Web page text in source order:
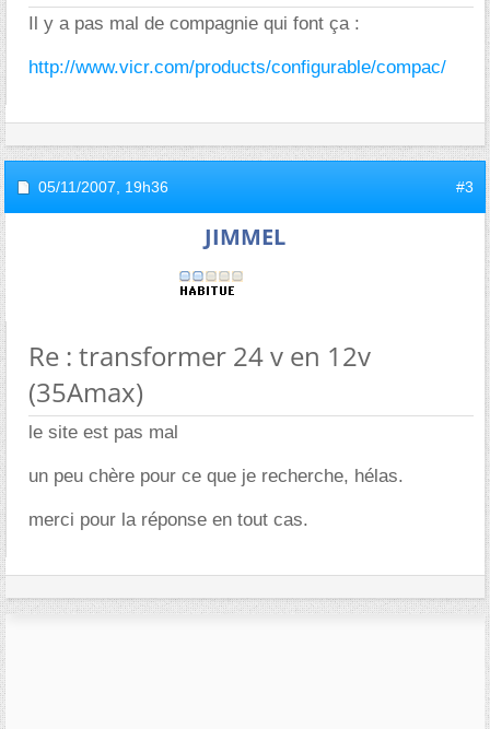
Il y a pas mal de compagnie qui font ça :
http://www.vicr.com/products/configurable/compac/
05/11/2007, 19h36 #3
JIMMEL
Re : transformer 24 v en 12v
(35Amax)
le site est pas mal
un peu chère pour ce que je recherche, hélas.
merci pour la réponse en tout cas.